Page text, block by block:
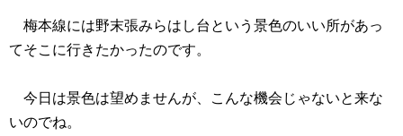
梅本線には野末張みらはし台という景色のいい所があっ
てそこに行きたかったのです。
今日は景色は望めませんが、こんな機会じゃないと来な
いのでね。